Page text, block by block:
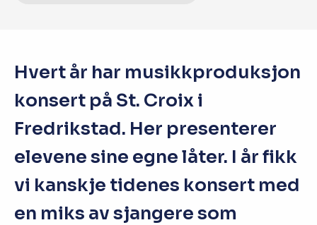
Hvert år har musikkproduksjon
konsert på St. Croix i
Fredrikstad. Her presenterer
elevene sine egne låter. I år fikk
vi kanskje tidenes konsert med
en miks av sjangere som